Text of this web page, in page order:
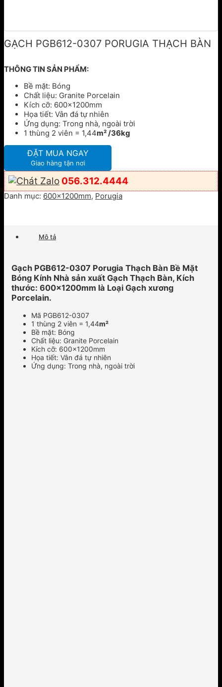
GẠCH PGB612-0307 PORUGIA THẠCH BÀN
THÔNG TIN SẢN PHẨM:
Bề mặt: Bóng
Chất liệu: Granite Porcelain
Kích cỡ: 600x1200mm
Họa tiết: Vân đá tự nhiên
Ứng dụng: Trong nhà, ngoài trời
1 thùng 2 viên = 1,44m² /36kg
ĐẶT MUA NGAY
Giao hàng tận nơi
056.312.4444
Danh mục: 600x1200mm, Porugia
Mô tả
Gạch PGB612-0307 Porugia Thạch Bàn Bề Mặt
Bóng Kính Nhà sản xuất Gạch Thạch Bàn, Kích
thước: 600x1200mm là Loại Gạch xương
Porcelain.
Mã PGB612-0307
1 thùng 2 viên = 1,44m²
Bề mặt: Bóng
Chất liệu: Granite Porcelain
Kích cỡ: 600x1200mm
Họa tiết: Vân đá tự nhiên
Ứng dụng: Trong nhà, ngoài trời